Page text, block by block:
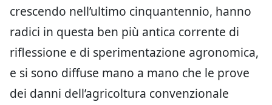
crescendo nell’ultimo cinquantennio, hanno
radici in questa ben più antica corrente di
riflessione e di sperimentazione agronomica,
e si sono diffuse mano a mano che le prove
dei danni dell’agricoltura convenzionale